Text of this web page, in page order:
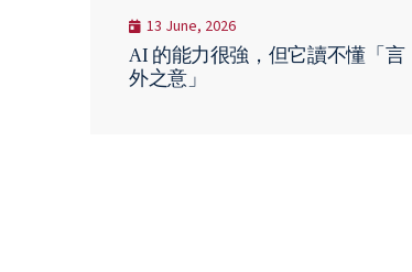
13 June, 2026
AI 的能力很強，但它讀不懂「言
外之意」